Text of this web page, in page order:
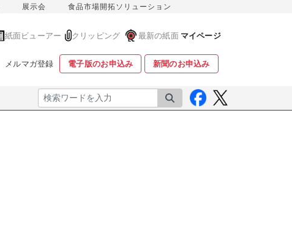
展示会 食品市場開拓ソリューション
紙面ビューアー クリッピング 最新の紙面 マイページ
メルマガ登録 電子版のお申込み 新聞のお申込み
検索